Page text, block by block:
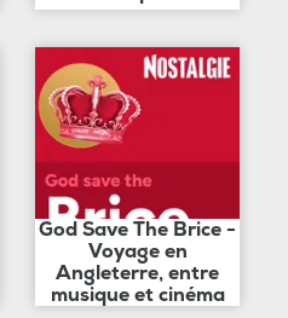
God Save The Brice -
Voyage en
Angleterre, entre
musique et cinéma